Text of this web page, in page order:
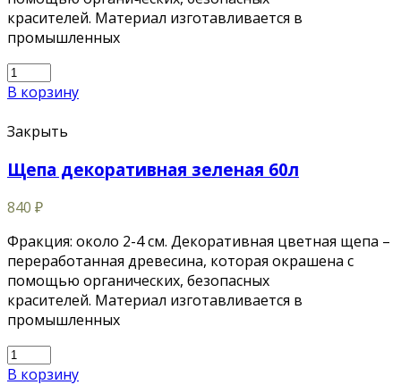
красителей. Материал изготавливается в
промышленных
В корзину
Закрыть
Щепа декоративная зеленая 60л
840 ₽
Фракция: около 2-4 см. Декоративная цветная щепа –
переработанная древесина, которая окрашена с
помощью органических, безопасных
красителей. Материал изготавливается в
промышленных
В корзину